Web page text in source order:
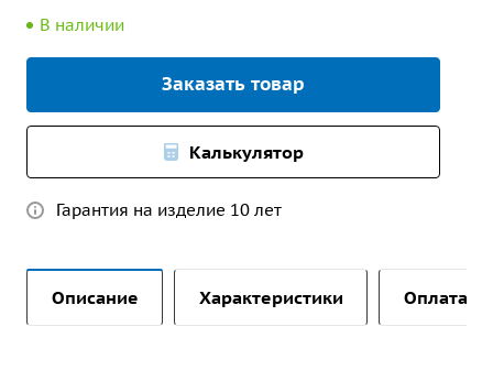
В наличии
Заказать товар
Калькулятор
Гарантия на изделие 10 лет
Описание Характеристики Оплата и